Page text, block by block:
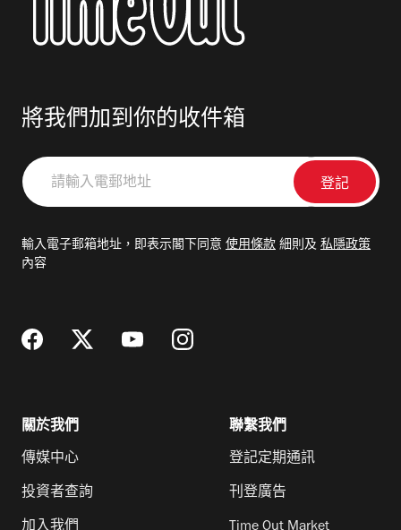
將我們加到你的收件箱
請
輸
郵
輸入電子郵箱地址，即表示閣下同意 使用條款 細則及 私隱政策
內容
關於我們
傳媒中心
投資者查詢
加入我們
聯繫我們
登記定期通訊
刊登廣告
Time Out Market